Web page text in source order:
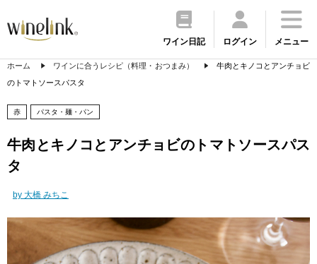
ワイン日記 ログイン メニュー
ホーム ワインに合うレシピ（料理・おつまみ）
牛肉とキノコとアンチョビ
のトマトソースパスタ
赤 パスタ・麺・パン
牛肉とキノコとアンチョビのトマトソースパス
タ
by 大橋 みちこ